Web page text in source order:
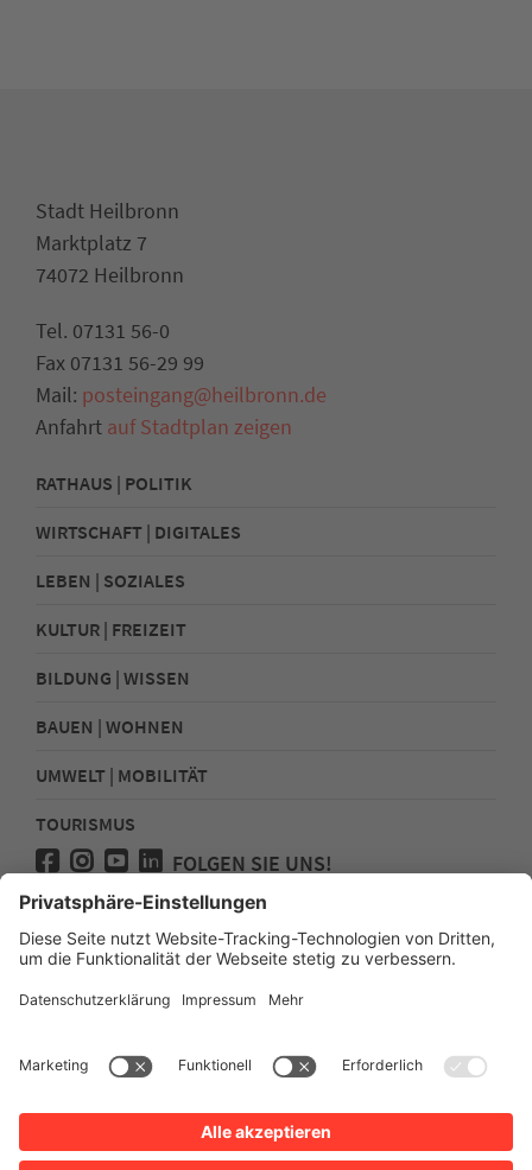
Stadt Heilbronn
Marktplatz 7
74072 Heilbronn
Tel. 07131 56-0
Fax 07131 56-29 99
Mail: posteingang@heilbronn.de
Anfahrt auf Stadtplan zeigen
RATHAUS | POLITIK
WIRTSCHAFT | DIGITALES
LEBEN | SOZIALES
KULTUR | FREIZEIT
BILDUNG | WISSEN
BAUEN | WOHNEN
UMWELT | MOBILITÄT
TOURISMUS
FOLGEN SIE UNS!
Presse
Kontakt
Impressum
Sitemap